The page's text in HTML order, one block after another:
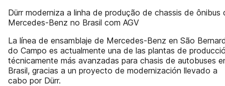
Dürr moderniza a linha de produção de chassis de ônibus
Mercedes-Benz no Brasil com AGV
La línea de ensamblaje de Mercedes-Benz en São
do Campo es actualmente una de las plantas de
técnicamente más avanzadas para chasis de autobuses
Brasil, gracias a un proyecto de modernización llevado a
cabo por Dürr.